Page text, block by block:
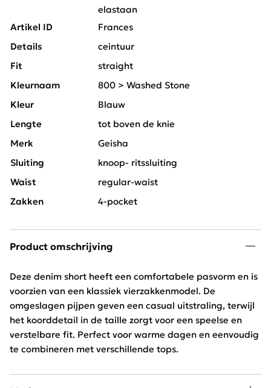
elastaan
Artikel ID
Frances
Details
ceintuur
Fit
straight
Kleurnaam
800 > Washed Stone
Kleur
Blauw
Lengte
tot boven de knie
Merk
Geisha
Sluiting
knoop- ritssluiting
Waist
regular-waist
Zakken
4-pocket
Product omschrijving
Deze denim short heeft een comfortabele pasvorm en is
voorzien van een klassiek vierzakkenmodel. De
omgeslagen pijpen geven een casual uitstraling, terwijl
het koorddetail in de taille zorgt voor een speelse en
verstelbare fit. Perfect voor warme dagen en eenvoudig
te combineren met verschillende tops.